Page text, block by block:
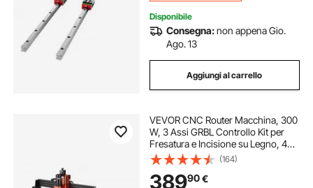
Disponibile
Consegna:non appena Gio.
Ago. 13
Aggiungi al carrello
VEVOR CNC Router Macchina, 300
W, 3 Assi GRBL Controllo Kit per
Fresatura e Incisione su Legno, 400
x 400 x 60 mm Area di Lavoro 1200
giri/min, Router Macchina per
Legno Acrilico Schiuma Plastica
(164)
38990€